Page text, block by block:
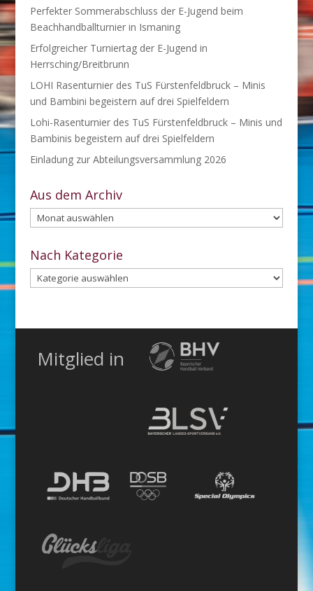
Perfekter Sommerabschluss der E-Jugend beim
Beachhandballturnier in Ismaning
Erfolgreicher Turniertag der E-Jugend in
Herrsching/Breitbrunn
LOHI Rasenturnier des TuS Fürstenfeldbruck – Minis
und Bambini begeistern auf drei Spielfeldern
Lohi-Rasenturnier des TuS Fürstenfeldbruck – Minis und
Bambinis begeistern auf drei Spielfeldern
Einladung zur Abteilungsversammlung 2026
Aus dem Archiv
Aus
dem
Archiv
Nach Kategorie
Nach
Kategorie
Mitglied in